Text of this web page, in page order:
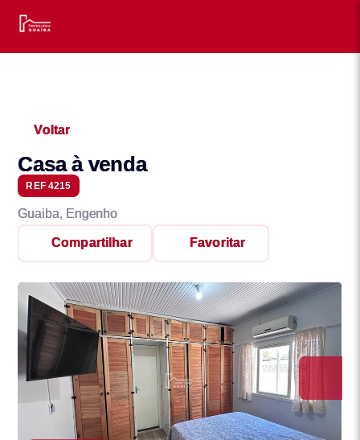
Voltar
Casa à venda
REF 4215
Guaiba, Engenho
Compartilhar Favoritar